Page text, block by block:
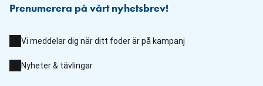
Prenumerera på vårt nyhetsbrev!
Vi meddelar dig när ditt foder är på kampanj
Nyheter & tävlingar